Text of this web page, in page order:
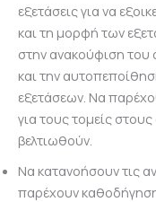
εξετάσεις για να
και τη μορφή των
στην ανακούφιση του
και την
εξετάσεων. Να
για τους τομείς
βελτιωθούν.
Να κατανοήσουν τις
παρέχουν